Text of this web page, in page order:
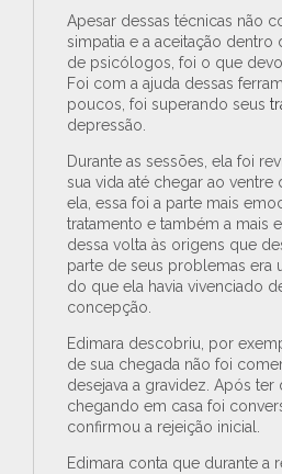
Apesar dessas técnicas não
simpatia e a aceitação dentro
de psicólogos, foi o que
Foi com a ajuda dessas
poucos, foi superando seus
depressão.
Durante as sessões, ela foi
sua vida até chegar ao ventre
ela, essa foi a parte mais
tratamento e também a mais
dessa volta às origens que
parte de seus problemas era
do que ela havia vivenciado
concepção.
Edimara descobriu, por
de sua chegada não foi
desejava a gravidez. Após ter
chegando em casa foi
confirmou a rejeição inicial.
Edimara conta que durante a